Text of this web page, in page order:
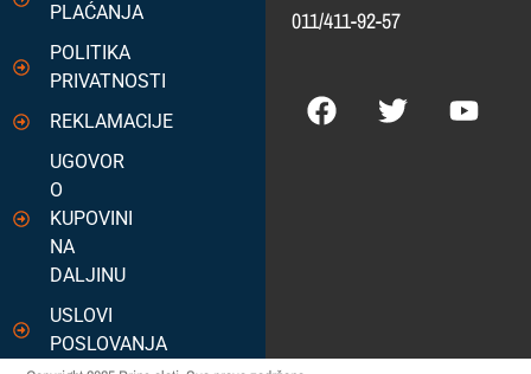
PLAĆANJA
POLITIKA
PRIVATNOSTI
REKLAMACIJE
UGOVOR
O
KUPOVINI
NA
DALJINU
USLOVI
POSLOVANJA
011/411-92-57